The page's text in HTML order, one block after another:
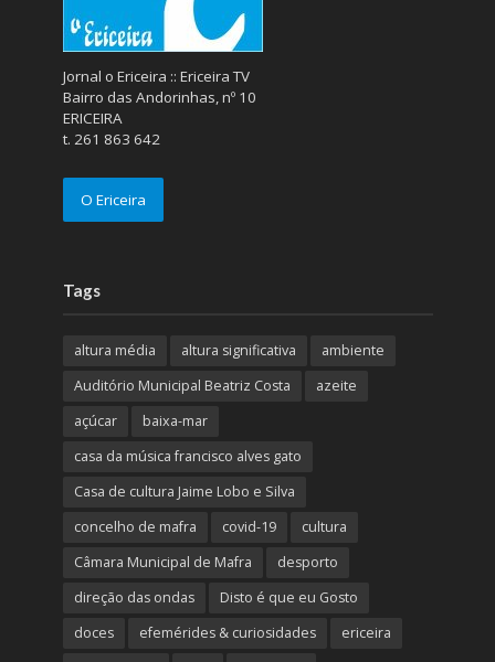
Jornal o Ericeira :: Ericeira TV
Bairro das Andorinhas, nº 10
ERICEIRA
t. 261 863 642
O Ericeira
Tags
altura média altura significativa
ambiente
Auditório Municipal Beatriz Costa
azeite
açúcar
baixa-mar
casa da música francisco alves gato
Casa de cultura Jaime Lobo e Silva
concelho de mafra
covid-19
cultura
Câmara Municipal de Mafra
desporto
direção das ondas
Disto é que eu Gosto
doces
efemérides & curiosidades
ericeira